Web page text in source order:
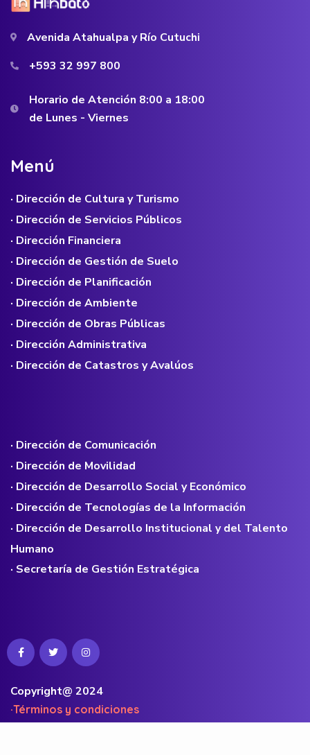
Avenida Atahualpa y Río Cutuchi
+593 32 997 800
Horario de Atención 8:00 a 18:00
de Lunes - Viernes
Menú
· Dirección de Cultura y Turismo
· Dirección de Servicios Públicos
· Dirección Financiera
· Dirección de Gestión de Suelo
· Dirección de Planificación
· Dirección de Ambiente
· Dirección de Obras Públicas
· Dirección Administrativa
· Dirección de Catastros y Avalúos
· Dirección de Comunicación
· Dirección de Movilidad
· Dirección de Desarrollo Social y Económico
· Dirección de Tecnologías de la Información
· Dirección de Desarrollo Institucional y del Talento
Humano
· Secretaría de Gestión Estratégica
Copyright@ 2024
·Términos y condiciones